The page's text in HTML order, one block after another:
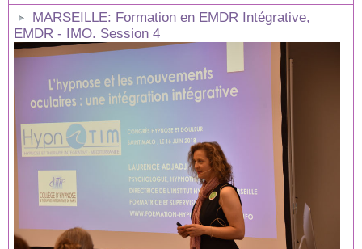
MARSEILLE: Formation en EMDR Intégrative,
EMDR - IMO. Session 4